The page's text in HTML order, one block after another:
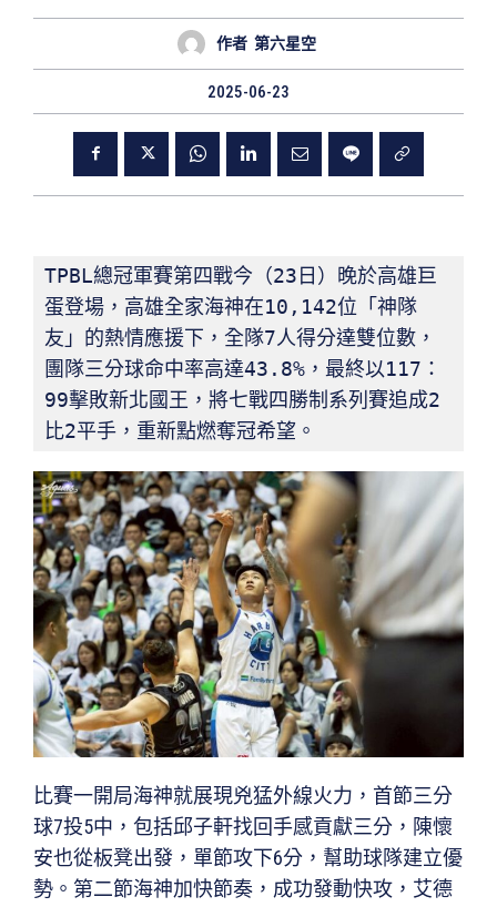
作者 第六星空
2025-06-23
TPBL總冠軍賽第四戰今（23日）晚於高雄巨
蛋登場，高雄全家海神在10,142位「神隊
友」的熱情應援下，全隊7人得分達雙位數，
團隊三分球命中率高達43.8%，最終以117：
99擊敗新北國王，將七戰四勝制系列賽追成2
比2平手，重新點燃奪冠希望。
比賽一開局海神就展現兇猛外線火力，首節三分
球7投5中，包括邱子軒找回手感貢獻三分，陳懷
安也從板凳出發，單節攻下6分，幫助球隊建立優
勢。第二節海神加快節奏，成功發動快攻，艾德